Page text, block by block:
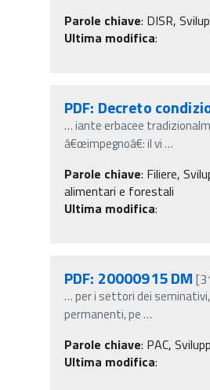
Parole chiave: DISR,
Ultima modifica:
PDF: Decreto
…iante erbacee
â€œimpegnoâ€: il vi…
Parole chiave: Filiere,
alimentari e forestali
Ultima modifica:
PDF: 20000915 DM
…per i settori dei seminativi,
permanenti, pe…
Parole chiave: PAC,
Ultima modifica: